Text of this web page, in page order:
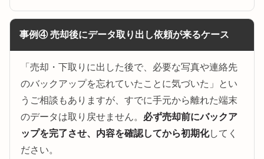
事例④ 売却後にデータ取り出し依頼が来るケース
「売却・下取りに出した後で、必要な写真や連絡先
のバックアップを忘れていたことに気づいた」とい
うご相談もありますが、すでに手元から離れた端末
のデータは取り戻せません。 必ず売却前にバックア
ップを完了させ、内容を確認してから初期化してく
ださい。